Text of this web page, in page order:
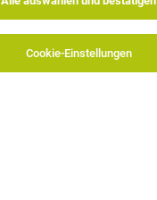
Cookie-Einstellungen